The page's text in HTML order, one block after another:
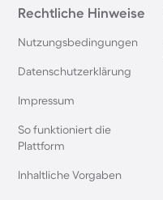
Rechtliche Hinweise
Nutzungsbedingungen
Datenschutzerklärung
Impressum
So funktioniert die
Plattform
Inhaltliche Vorgaben